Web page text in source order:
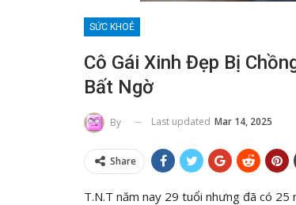
SỨC KHOẺ
Cô Gái Xinh Đẹp Bị
Bất Ngờ
By Last updated Mar 14, 2025
Share
T.N.T năm nay 29 tuổi nhưng đã có